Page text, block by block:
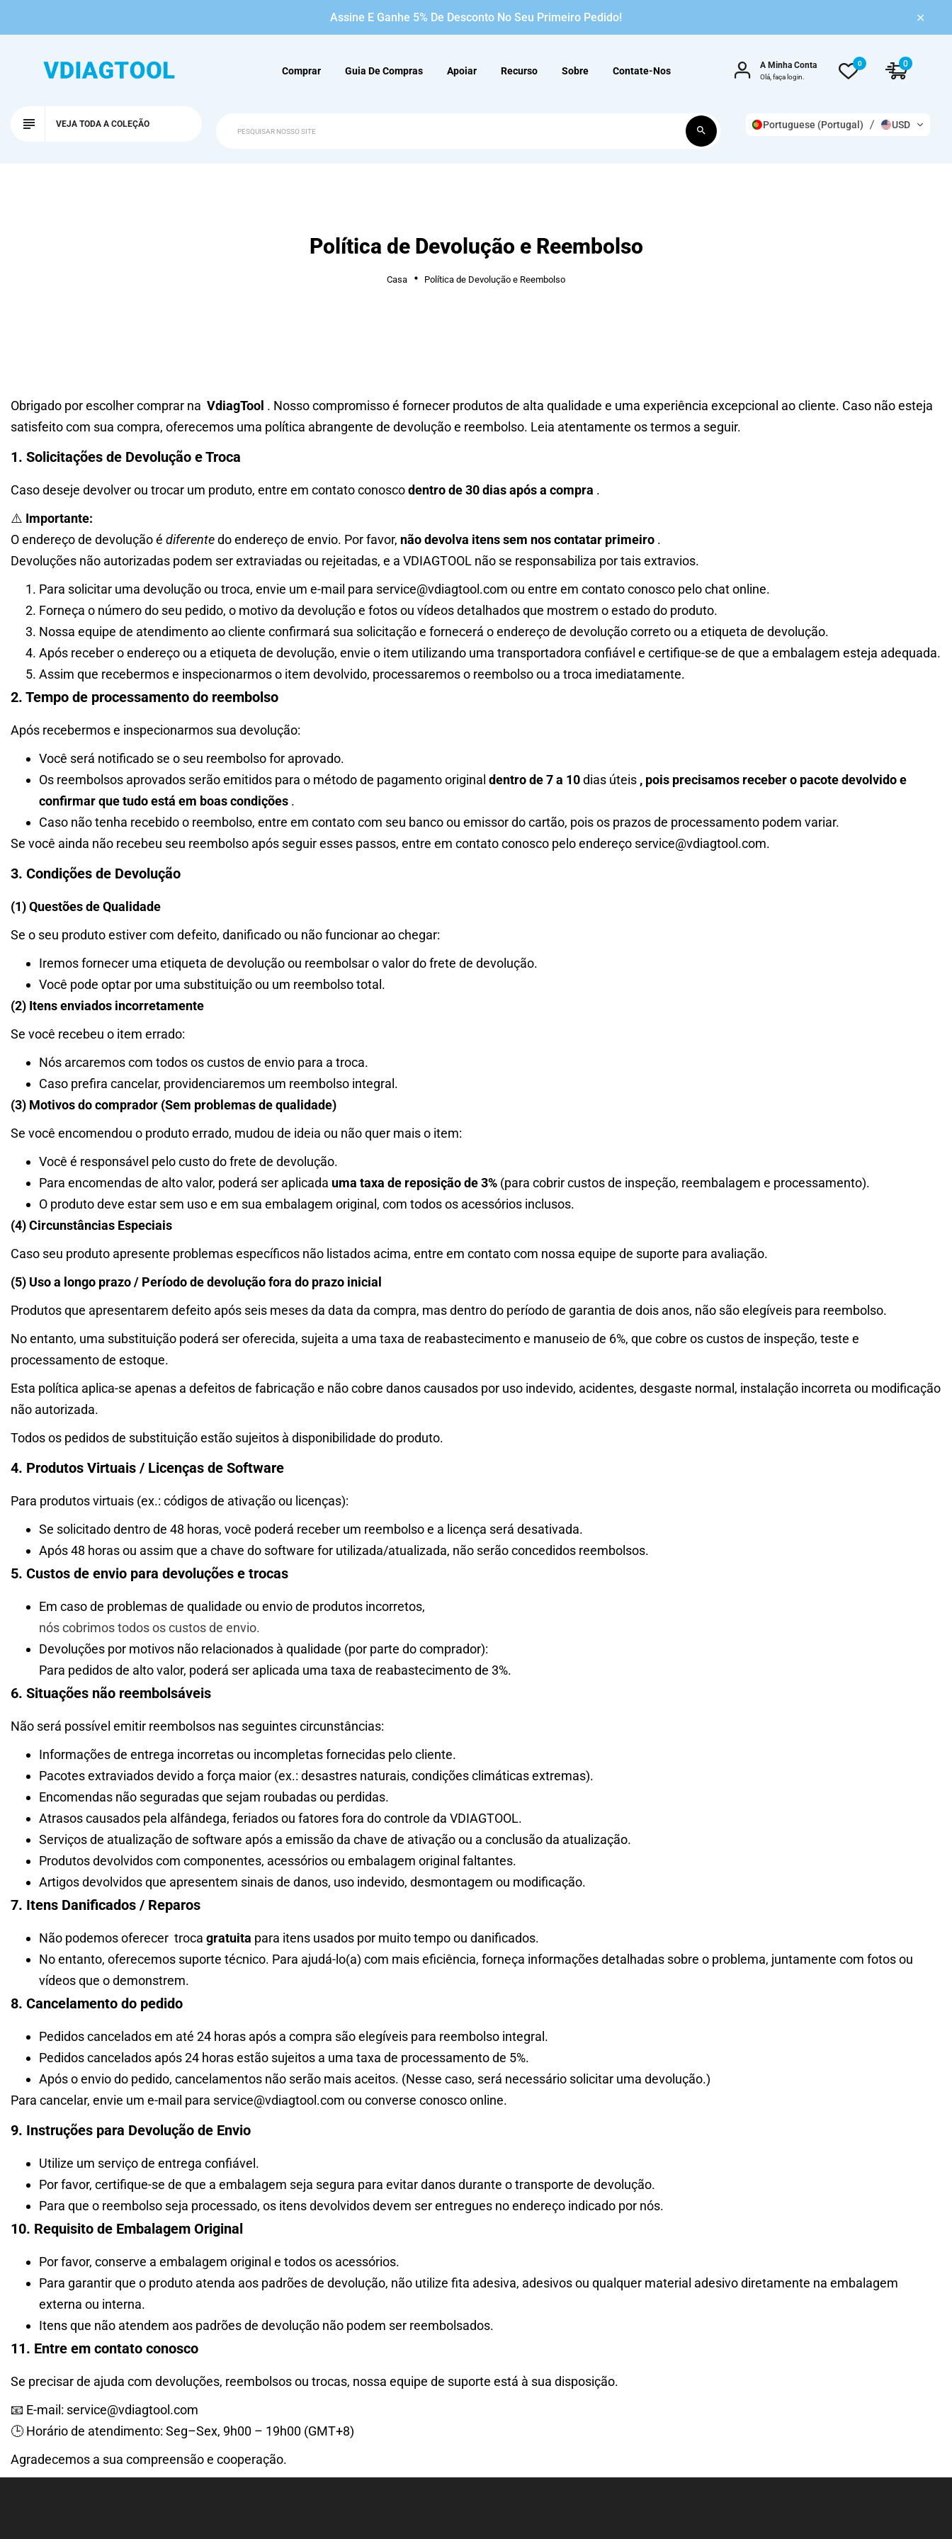
Assine E Ganhe 5% De Desconto No Seu Primeiro Pedido!
Comprar Guia De Compras Apoiar Recurso Sobre Contate-Nos A Minha Conta
Olá, faça login.
0 0
VEJA TODA A COLEÇÃO Portuguese (Portugal) USD
Política de Devolução e Reembolso
Casa Política de Devolução e Reembolso
Obrigado por escolher comprar na VdiagTool . Nosso compromisso é fornecer produtos de alta qualidade e uma experiência excepcional ao cliente. Caso não esteja
satisfeito com sua compra, oferecemos uma política abrangente de devolução e reembolso. Leia atentamente os termos a seguir.
1. Solicitações de Devolução e Troca
Caso deseje devolver ou trocar um produto, entre em contato conoscodentro de 30 dias após a compra .
⚠️ Importante:
O endereço de devolução é diferentedo endereço de envio. Por favor, não devolva itens sem nos contatar primeiro .
Devoluções não autorizadas podem ser extraviadas ou rejeitadas, e a VDIAGTOOL não se responsabiliza por tais extravios.
Para solicitar uma devolução ou troca, envie um e-mail para service@vdiagtool.com ou entre em contato conosco pelo chat online.
Forneça o número do seu pedido, o motivo da devolução e fotos ou vídeos detalhados que mostrem o estado do produto.
Nossa equipe de atendimento ao cliente confirmará sua solicitação e fornecerá o endereço de devolução correto ou a etiqueta de devolução.
Após receber o endereço ou a etiqueta de devolução, envie o item utilizando uma transportadora confiável e certifique-se de que a embalagem esteja adequada.
Assim que recebermos e inspecionarmos o item devolvido, processaremos o reembolso ou a troca imediatamente.
2. Tempo de processamento do reembolso
Após recebermos e inspecionarmos sua devolução:
Você será notificado se o seu reembolso for aprovado.
Os reembolsos aprovados serão emitidos para o método de pagamento original dentro de 7 a 10dias úteis , pois precisamos receber o pacote devolvido e
confirmar que tudo está em boas condições .
Caso não tenha recebido o reembolso, entre em contato com seu banco ou emissor do cartão, pois os prazos de processamento podem variar.
Se você ainda não recebeu seu reembolso após seguir esses passos, entre em contato conosco pelo endereço service@vdiagtool.com.
3. Condições de Devolução
(1) Questões de Qualidade
Se o seu produto estiver com defeito, danificado ou não funcionar ao chegar:
Iremos fornecer uma etiqueta de devolução ou reembolsar o valor do frete de devolução.
Você pode optar por uma substituição ou um reembolso total.
(2) Itens enviados incorretamente
Se você recebeu o item errado:
Nós arcaremos com todos os custos de envio para a troca.
Caso prefira cancelar, providenciaremos um reembolso integral.
(3) Motivos do comprador (Sem problemas de qualidade)
Se você encomendou o produto errado, mudou de ideia ou não quer mais o item:
Você é responsável pelo custo do frete de devolução.
Para encomendas de alto valor, poderá ser aplicada uma taxa de reposição de 3% (para cobrir custos de inspeção, reembalagem e processamento).
O produto deve estar sem uso e em sua embalagem original, com todos os acessórios inclusos.
(4) Circunstâncias Especiais
Caso seu produto apresente problemas específicos não listados acima, entre em contato com nossa equipe de suporte para avaliação.
(5) Uso a longo prazo / Período de devolução fora do prazo inicial
Produtos que apresentarem defeito após seis meses da data da compra, mas dentro do período de garantia de dois anos, não são elegíveis para reembolso.
No entanto, uma substituição poderá ser oferecida, sujeita a uma taxa de reabastecimento e manuseio de 6%, que cobre os custos de inspeção, teste e
processamento de estoque.
Esta política aplica-se apenas a defeitos de fabricação e não cobre danos causados ​​por uso indevido, acidentes, desgaste normal, instalação incorreta ou modificação
não autorizada.
Todos os pedidos de substituição estão sujeitos à disponibilidade do produto.
4. Produtos Virtuais / Licenças de Software
Para produtos virtuais (ex.: códigos de ativação ou licenças):
Se solicitado dentro de 48 horas, você poderá receber um reembolso e a licença será desativada.
Após 48 horas ou assim que a chave do software for utilizada/atualizada, não serão concedidos reembolsos.
5. Custos de envio para devoluções e trocas
Em caso de problemas de qualidade ou envio de produtos incorretos,
nós cobrimos todos os custos de envio.
Devoluções por motivos não relacionados à qualidade (por parte do comprador):
Para pedidos de alto valor, poderá ser aplicada uma taxa de reabastecimento de 3%.
6. Situações não reembolsáveis
Não será possível emitir reembolsos nas seguintes circunstâncias:
Informações de entrega incorretas ou incompletas fornecidas pelo cliente.
Pacotes extraviados devido a força maior (ex.: desastres naturais, condições climáticas extremas).
Encomendas não seguradas que sejam roubadas ou perdidas.
Atrasos causados ​​pela alfândega, feriados ou fatores fora do controle da VDIAGTOOL.
Serviços de atualização de software após a emissão da chave de ativação ou a conclusão da atualização.
Produtos devolvidos com componentes, acessórios ou embalagem original faltantes.
Artigos devolvidos que apresentem sinais de danos, uso indevido, desmontagem ou modificação.
7. Itens Danificados / Reparos
Não podemos oferecer troca gratuita para itens usados ​​por muito tempo ou danificados.
No entanto, oferecemos suporte técnico. Para ajudá-lo(a) com mais eficiência, forneça informações detalhadas sobre o problema, juntamente com fotos ou
vídeos que o demonstrem.
8. Cancelamento do pedido
Pedidos cancelados em até 24 horas após a compra são elegíveis para reembolso integral.
Pedidos cancelados após 24 horas estão sujeitos a uma taxa de processamento de 5%.
Após o envio do pedido, cancelamentos não serão mais aceitos. (Nesse caso, será necessário solicitar uma devolução.)
Para cancelar, envie um e-mail para service@vdiagtool.com ou converse conosco online.
9. Instruções para Devolução de Envio
Utilize um serviço de entrega confiável.
Por favor, certifique-se de que a embalagem seja segura para evitar danos durante o transporte de devolução.
Para que o reembolso seja processado, os itens devolvidos devem ser entregues no endereço indicado por nós.
10. Requisito de Embalagem Original
Por favor, conserve a embalagem original e todos os acessórios.
Para garantir que o produto atenda aos padrões de devolução, não utilize fita adesiva, adesivos ou qualquer material adesivo diretamente na embalagem
externa ou interna.
Itens que não atendem aos padrões de devolução não podem ser reembolsados.
11. Entre em contato conosco
Se precisar de ajuda com devoluções, reembolsos ou trocas, nossa equipe de suporte está à sua disposição.
📧 E-mail: service@vdiagtool.com
🕒 Horário de atendimento: Seg–Sex, 9h00 – 19h00 (GMT+8)
Agradecemos a sua compreensão e cooperação.